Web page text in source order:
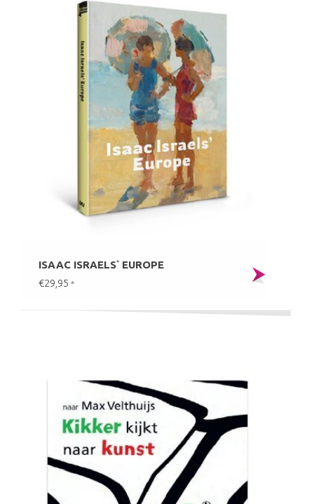
ISAAC ISRAELS` EUROPE
€29,95 *